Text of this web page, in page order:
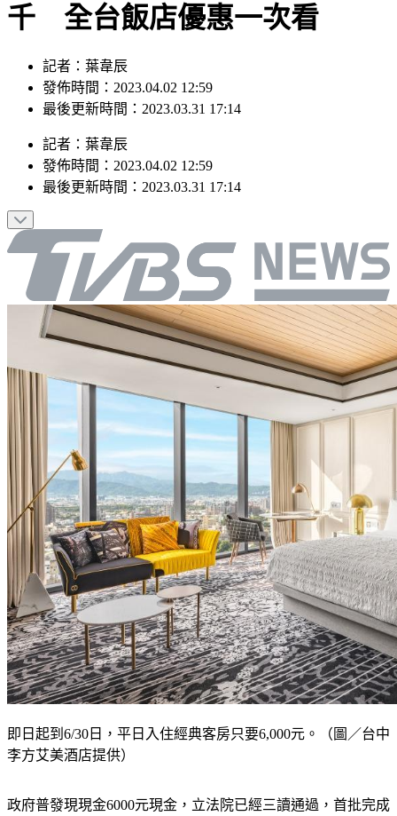
千 全台飯店優惠一次看
記者：葉韋辰
發佈時間：2023.04.02 12:59
最後更新時間：2023.03.31 17:14
記者 ： 葉韋辰
發佈時間： 2023.04.02 12:59
最後更新時間： 2023.03.31 17:14
即日起到6/30日，平日入住經典客房只要6,000元。（圖／台中
李方艾美酒店提供）
政府普發現現金6000元現金，立法院已經三讀通過，首批完成